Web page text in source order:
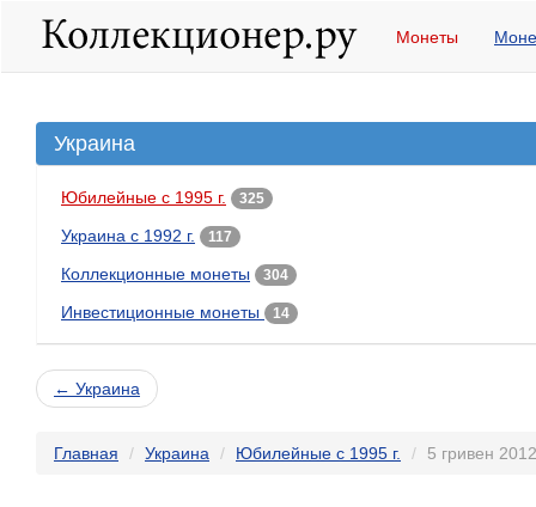
Монеты
Украина
Юбилейные с 1995 г. 325
Украина с 1992 г. 117
Коллекционные монеты 304
Инвестиционные монеты 14
← Украина
Главная Украина Юбилейные с 1995 г. 5 гривен